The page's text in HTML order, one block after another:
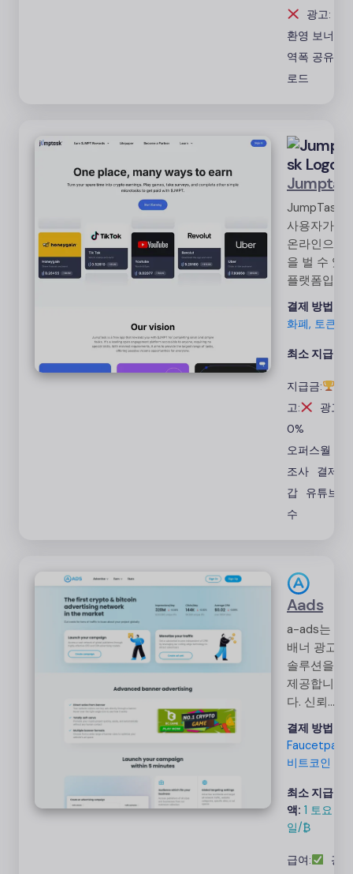
습니다광고: 0%
환영 보너스
역폭 공유
로드
JumpTask는
사용자가 쉽
온라인으로
을 벌 수 있
플랫폼입니
수수료 없이
용자는 게임
를 완료하고,
행하여 보상
받을 수 있
다.
결제 방법:
화폐, 토큰
최소 지급액:
지급금:
고:
광고:
0%
오퍼스월 설
조사
결제 지
갑
유튜브
수
Aads
a-ads는
배너 광고
솔루션을
제공합니
다. 신뢰할
수 있는 비
트코인 ​​광
고 네트워
품질 암호
화폐 광고
를 우선적
하여 캠페
결제 방법:
Faucetpay,
비트코인
최소 지급
액: 1 토요
일/₿
급여:
광